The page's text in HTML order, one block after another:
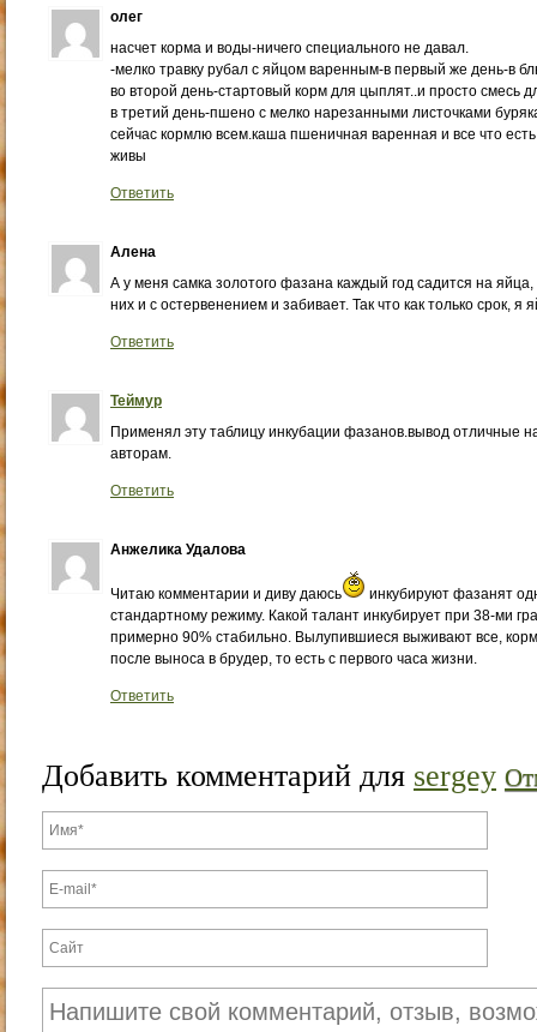
олег
насчет корма и воды-ничего специального не давал.
-мелко травку рубал с яйцом варенным-в первый же день-в
во второй день-стартовый корм для цыплят..и просто смесь
в третий день-пшено с мелко нарезанными листочками
сейчас кормлю всем.каша пшеничная варенная и все что
живы
Ответить
Алена
А у меня самка золотого фазана каждый год садится на
них и с остервенением и забивает. Так что как только срок, я
Ответить
Теймур
Применял эту таблицу инкубации фазанов.вывод отличные
авторам.
Ответить
Анжелика Удалова
Читаю комментарии и диву даюсь
инкубируют фазанят
стандартному режиму. Какой талант инкубирует при 38-ми
примерно 90% стабильно. Вылупившиеся выживают все,
после выноса в брудер, то есть с первого часа жизни.
Ответить
Добавить комментарий для sergey